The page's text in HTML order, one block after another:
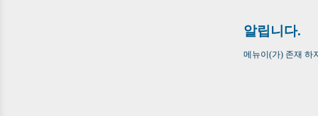
알립니다.
메뉴이(가) 존재 하